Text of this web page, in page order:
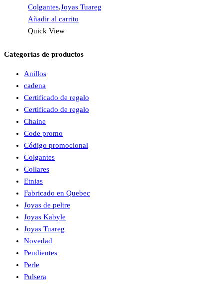
Colgantes,Joyas Tuareg
Añadir al carrito
Quick View
Categorías de productos
Anillos
cadena
Certificado de regalo
Certificado de regalo
Chaine
Code promo
Código promocional
Colgantes
Collares
Etnias
Fabricado en Quebec
Joyas de peltre
Joyas Kabyle
Joyas Tuareg
Novedad
Pendientes
Perle
Pulsera